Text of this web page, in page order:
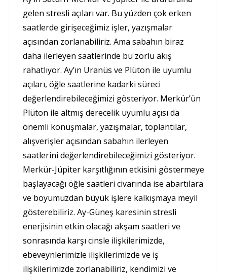
gelen stresli açıları var. Bu yüzden çok erken
saatlerde girişeceğimiz işler, yazışmalar
açısından zorlanabiliriz. Ama sabahın biraz
daha ilerleyen saatlerinde bu zorlu akış
rahatlıyor. Ay’ın Uranüs ve Plüton ile uyumlu
açıları, öğle saatlerine kadarki süreci
değerlendirebileceğimizi gösteriyor. Merkür’ün
Plüton ile altmış derecelik uyumlu açısı da
önemli konuşmalar, yazışmalar, toplantılar,
alışverişler açısından sabahın ilerleyen
saatlerini değerlendirebileceğimizi gösteriyor.
Merkür-Jüpiter karşıtlığının etkisini göstermeye
başlayacağı öğle saatleri civarında ise abartılara
ve boyumuzdan büyük işlere kalkışmaya meyil
gösterebiliriz. Ay-Güneş karesinin stresli
enerjisinin etkin olacağı akşam saatleri ve
sonrasında karşı cinsle ilişkilerimizde,
ebeveynlerimizle ilişkilerimizde ve iş
ilişkilerimizde zorlanabiliriz, kendimizi ve